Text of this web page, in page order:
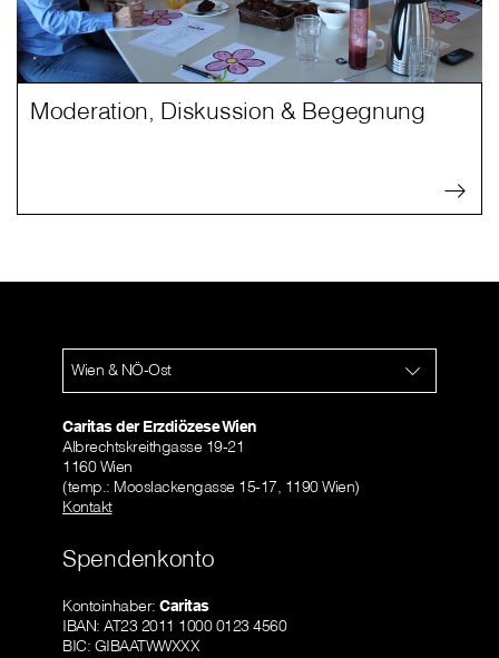
Moderation, Diskussion & Begegnung
Wien & NÖ-Ost
Caritas der Erzdiözese Wien
Albrechtskreithgasse 19-21
1160 Wien
(temp.: Mooslackengasse 15-17, 1190 Wien)
Kontakt
Spendenkonto
Kontoinhaber: Caritas
IBAN: AT23 2011 1000 0123 4560
BIC: GIBAATWWXXX